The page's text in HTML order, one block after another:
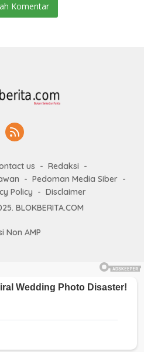
Komentar
us
Redaksi
Pedoman Media Siber
Policy
Disclaimer
BLOKBERITA.COM
Non AMP